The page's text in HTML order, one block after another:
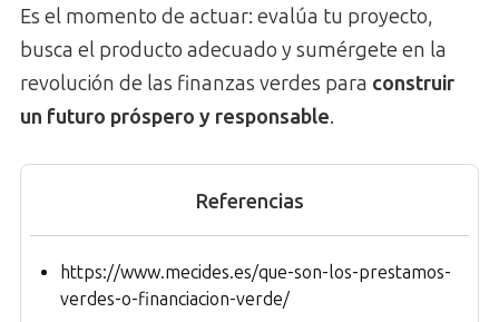
Es el momento de actuar: evalúa tu proyecto,
busca el producto adecuado y sumérgete en la
revolución de las finanzas verdes para construir
un futuro próspero y responsable.
Referencias
https://www.mecides.es/que-son-los-prestamos-
verdes-o-financiacion-verde/